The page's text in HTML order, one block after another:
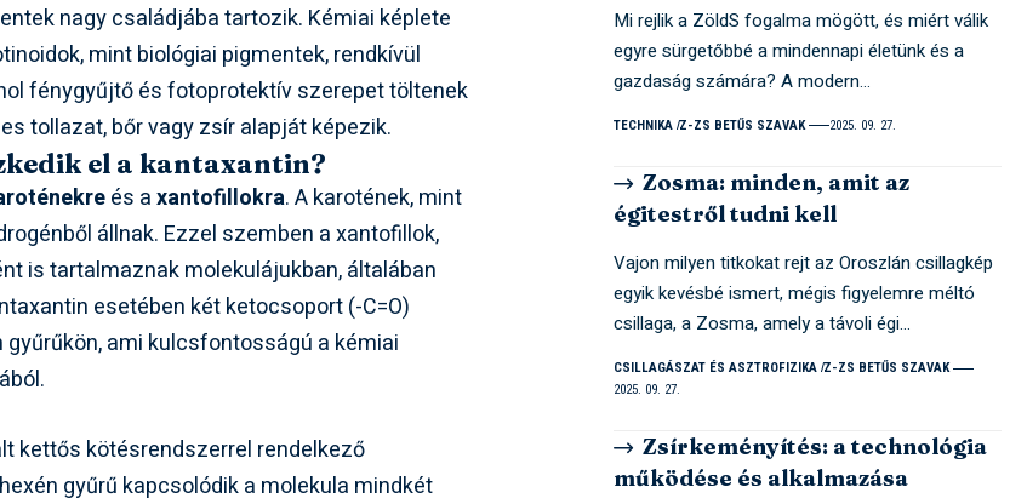
nagy családjába tartozik. Kémiai képlete
mint biológiai pigmentek, rendkívül
fénygyűjtő és fotoprotektív szerepet töltenek
tollazat, bőr vagy zsír alapját képezik.
el a kantaxantin?
és axantofillokra. A karotének, mint
állnak. Ezzel szemben a xantofillok,
is tartalmaznak molekulájukban, általában
esetében két ketocsoport (-C=O)
ami kulcsfontosságú a kémiai
kettős kötésrendszerrel rendelkező
gyűrű kapcsolódik a molekula mindkét
Mi rejlik a ZöldS fogalma mögött, és miért válik
egyre sürgetőbbé a mindennapi életünk és a
gazdaság számára? A modern…
TECHNIKA Z-ZS BETŰS SZAVAK 2025. 09. 27.
Zosma: minden, amit az
égitestről tudni kell
Vajon milyen titkokat rejt az Oroszlán csillagkép
egyik kevésbé ismert, mégis figyelemre méltó
csillaga, a Zosma, amely a távoli égi…
CSILLAGÁSZAT ÉS ASZTROFIZIKA Z-ZS BETŰS SZAVAK
2025. 09. 27.
Zsírkeményítés: a technológia
működése és alkalmazása